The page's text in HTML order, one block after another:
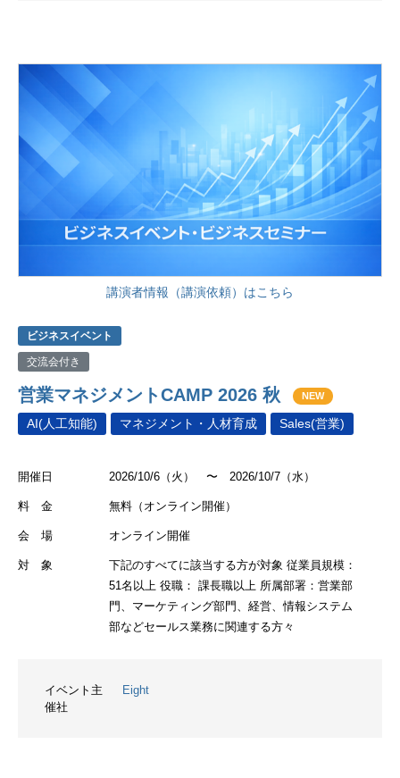
講演者情報（講演依頼）はこちら
ビジネスイベント
交流会付き
営業マネジメントCAMP 2026 秋 NEW
AI(人工知能) マネジメント・人材育成 Sales(営業)
開催日 2026/10/6（火） 〜 2026/10/7（水）
料 金 無料（オンライン開催）
会 場 オンライン開催
対 象
下記のすべてに該当する方が対象 従業員規模：
51名以上 役職： 課長職以上 所属部署：営業部
門、マーケティング部門、経営、情報システム
部などセールス業務に関連する方々
イベント主
催社
Eight